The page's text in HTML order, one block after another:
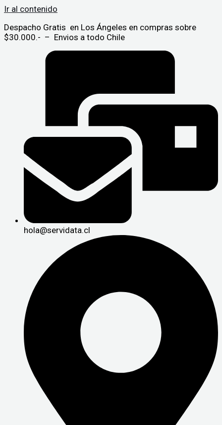
Ir al contenido
Despacho Gratis en Los Ángeles en compras sobre
$30.000.- – Envios a todo Chile
hola@servidata.cl